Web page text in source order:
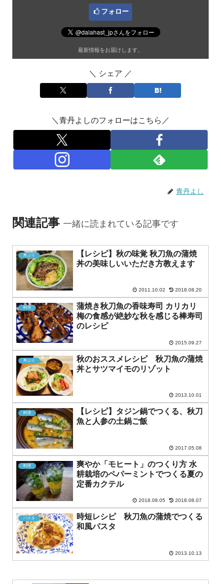
フォロー
最新情報をお届けします。
＼ シェア ／
＼青丹よしのフォローはこちら／
青丹よし
関連記事 一緒に読まれている記事です
丼ぶり
【レシピ】秋の味覚 秋刀魚の蒲焼
丼の美味しいいただき方教えます
2011.10.02 2018.08.20
料理
蒲焼き秋刀魚の香味寿司 カリカリ
梅の食感が絶妙な秋を感じる棒寿司
のレシピ
2015.09.27
丼ぶり
秋のおススメレシピ 秋刀魚の蒲焼
丼とサツマイモのリゾット
2013.10.01
料理
【レシピ】タジン鍋でつくる、秋刀
魚と人参の土鍋ご飯
2017.05.08
料理
爽やか「モヒート」のつくり方 水
耕栽培のペパーミントでつくる夏の
定番カクテル
2018.08.05 2018.08.07
パスタ
時短レシピ 秋刀魚の蒲焼でつくる
和風パスタ
2013.10.13